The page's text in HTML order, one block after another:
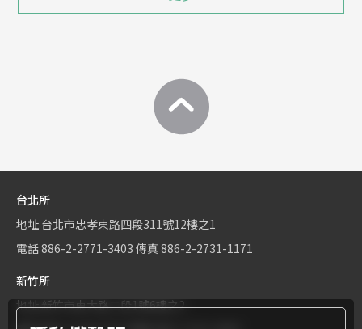
台北所
地址 台北市忠孝東路四段311號12樓之1
電話886-2-2771-3403 傳真 886-2-2731-1171
新竹所
地址新竹市東大路二段1號6樓之2